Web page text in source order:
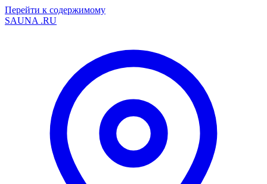
Перейти к содержимому
SAUNA .RU